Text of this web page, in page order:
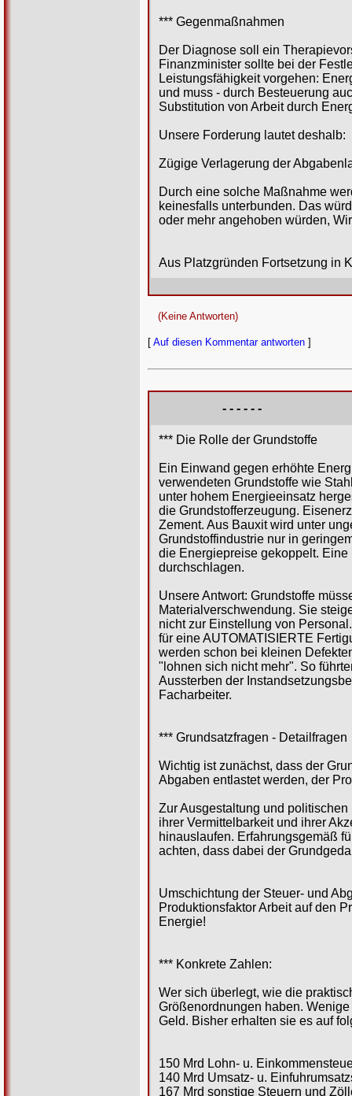
*** Gegenmaßnahmen
Der Diagnose soll ein
Finanzminister sollte bei der
Leistungsfähigkeit vorgehen:
und muss - durch Besteuerung
Substitution von Arbeit durch
Unsere Forderung lautet deshalb:
Zügige Verlagerung der
Durch eine solche Maßnahme
keinesfalls unterbunden. Das
oder mehr angehoben würden,
Aus Platzgründen Fortsetzung in
(Keine Antworten)
[ Auf diesen Kommentar antworten ]
- - - - - -
*** Die Rolle der Grundstoffe
Ein Einwand gegen erhöhte
verwendeten Grundstoffe wie
unter hohem Energieeinsatz
die Grundstofferzeugung.
Zement. Aus Bauxit wird unter
Grundstoffindustrie nur in
die Energiepreise gekoppelt.
durchschlagen.
Unsere Antwort: Grundstoffe
Materialverschwendung. Sie
nicht zur Einstellung von
für eine AUTOMATISIERTE
werden schon bei kleinen
"lohnen sich nicht mehr". So
Aussterben der
Facharbeiter.
*** Grundsatzfragen - Detailfragen
Wichtig ist zunächst, dass der
Abgaben entlastet werden, der
Zur Ausgestaltung und
ihrer Vermittelbarkeit und ihrer
hinauslaufen. Erfahrungsgemäß
achten, dass dabei der
Umschichtung der Steuer- und
Produktionsfaktor Arbeit auf den
Energie!
*** Konkrete Zahlen:
Wer sich überlegt, wie die
Größenordnungen haben.
Geld. Bisher erhalten sie es auf
150 Mrd Lohn- u.
140 Mrd Umsatz- u.
167 Mrd sonstige Steuern und